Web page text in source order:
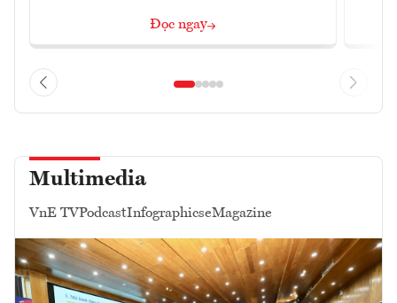
Đọc ngay
Multimedia
VnE TVPodcastInfographicseMagazine